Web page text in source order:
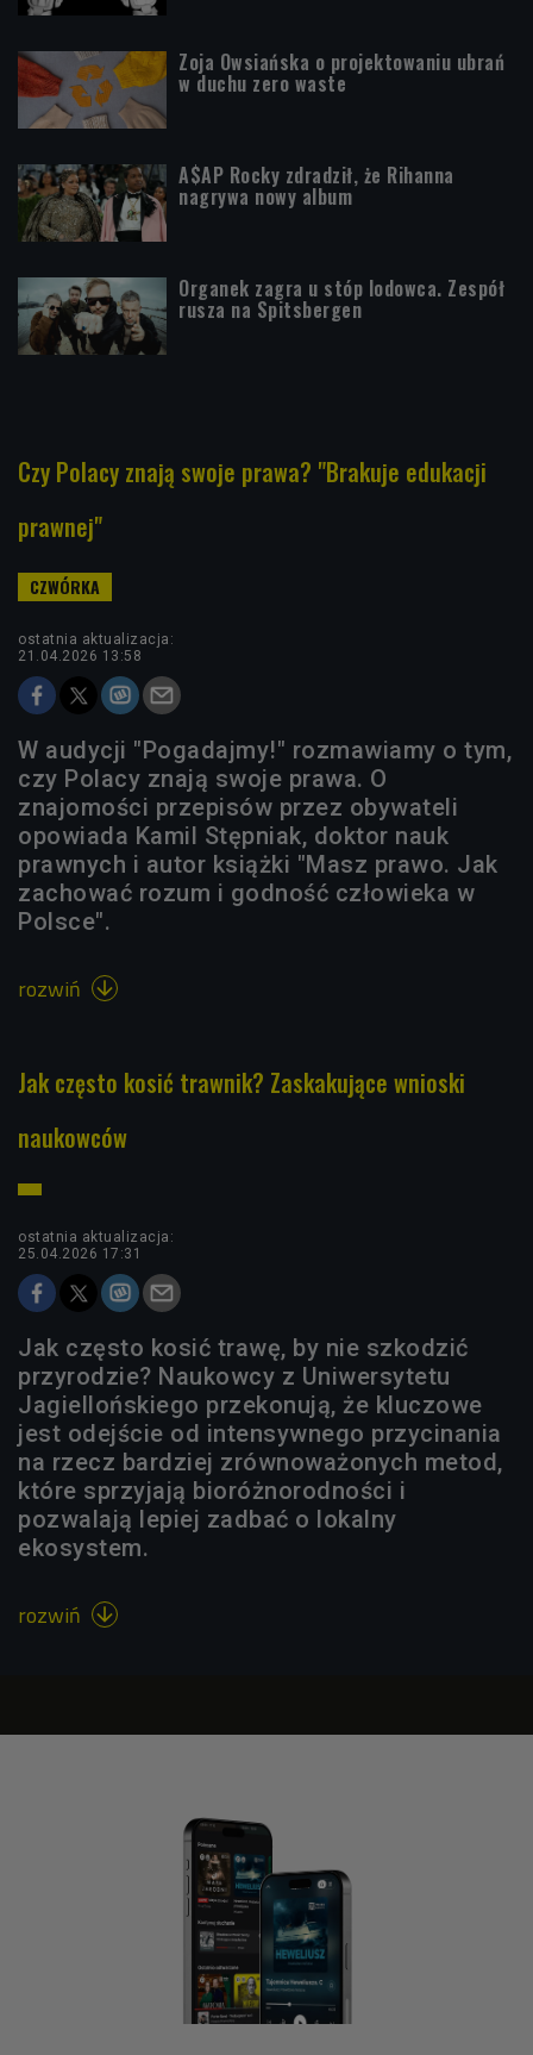
Zoja Owsiańska o projektowaniu ubrań
w duchu zero waste
A$AP Rocky zdradził, że Rihanna
nagrywa nowy album
Organek zagra u stóp lodowca. Zespół
rusza na Spitsbergen
Czy Polacy znają swoje prawa? "Brakuje edukacji
prawnej"
ostatnia aktualizacja:
21.04.2026 13:58
W audycji "Pogadajmy!" rozmawiamy o tym,
czy Polacy znają swoje prawa. O
znajomości przepisów przez obywateli
opowiada Kamil Stępniak, doktor nauk
prawnych i autor książki "Masz prawo. Jak
zachować rozum i godność człowieka w
Polsce".
rozwiń 
Jak często kosić trawnik? Zaskakujące wnioski
naukowców
ostatnia aktualizacja:
25.04.2026 17:31
Jak często kosić trawę, by nie szkodzić
przyrodzie? Naukowcy z Uniwersytetu
Jagiellońskiego przekonują, że kluczowe
jest odejście od intensywnego przycinania
na rzecz bardziej zrównoważonych metod,
które sprzyjają bioróżnorodności i
pozwalają lepiej zadbać o lokalny
ekosystem.
rozwiń 